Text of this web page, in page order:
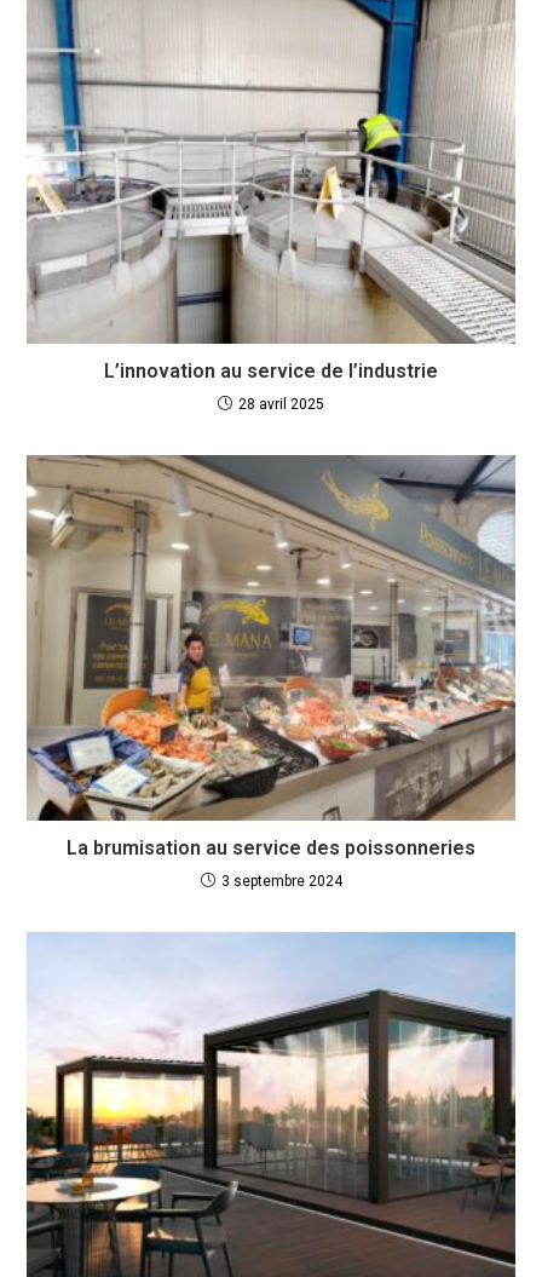
L’innovation au service de l’industrie
28 avril 2025
La brumisation au service des poissonneries
3 septembre 2024